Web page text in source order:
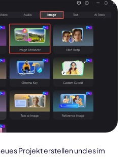
Projekt erstellen und es im